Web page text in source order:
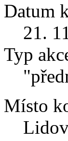
Datum
21.
Typ
Místo